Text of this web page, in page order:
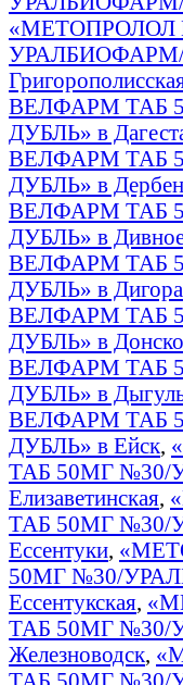
«МЕТОПРОЛОЛ
УРАЛБИОФАРМ/
ВЕЛФАРМ ТАБ
ДУБЛЬ» в
ВЕЛФАРМ ТАБ
ДУБЛЬ» в
ВЕЛФАРМ ТАБ
ДУБЛЬ» в
ВЕЛФАРМ ТАБ
ДУБЛЬ» в Дигора
ВЕЛФАРМ ТАБ
ДУБЛЬ» в
ВЕЛФАРМ ТАБ
ДУБЛЬ» в
ВЕЛФАРМ ТАБ
ДУБЛЬ» в Ейск,
ТАБ 50МГ №30/
Елизаветинская,
ТАБ 50МГ №30/
Ессентуки,
50МГ №30/
Ессентукская,
ТАБ 50МГ №30/
Железноводск,